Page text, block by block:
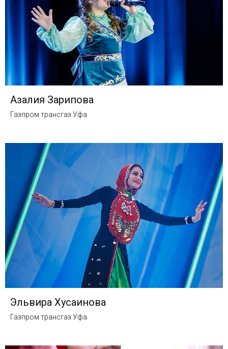
Азалия Зарипова
Газпром трансгаз Уфа
Эльвира Хусаинова
Газпром трансгаз Уфа